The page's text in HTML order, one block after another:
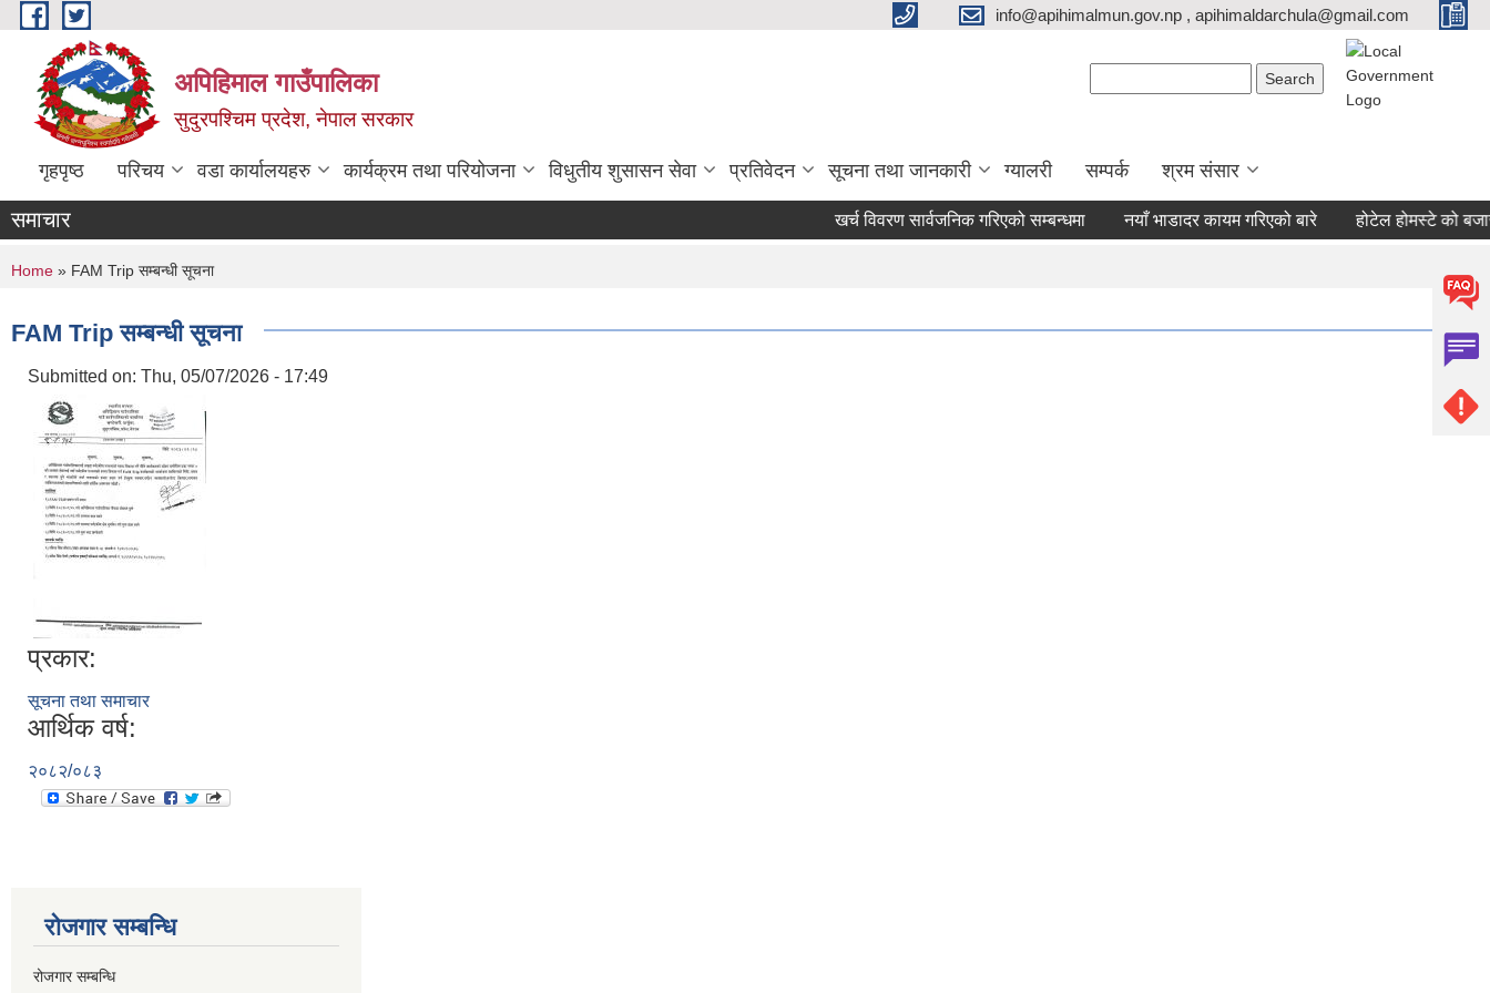
Skip to main content info@apihimalmun.gov.np , apihimaldarchula@gmail.com
अपिहिमाल गाउँपालिका
सुदुरपश्चिम प्रदेश, नेपाल सरकार
गृहपृष्ठ परिचय वडा कार्यालयहरु कार्यक्रम तथा परियोजना विधुतीय शुसासन सेवा प्रतिवेदन सूचना तथा जानकारी ग्यालरी सम्पर्क श्रम संसार
समाचार खर्च विवरण सार्वजनिक गरिएको सम्बन्धमा नयाँ भाडादर कायम गरिएको बारे होटेल होमस्टे को बजार
You are here
Home » FAM Trip सम्बन्धी सूचना
FAM Trip सम्बन्धी सूचना
Submitted on: Thu, 05/07/2026 - 17:49
प्रकार:
सूचना तथा समाचार
आर्थिक वर्ष:
२०८२/०८३
रोजगार सम्बन्धि
रोजगार सम्बन्धि